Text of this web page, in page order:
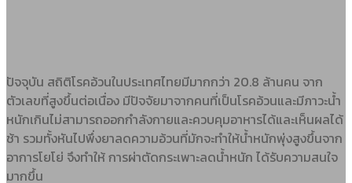
ปัจจุบัน สถิติโรคอ้วนในประเทศไทยมีมากกว่า 20.8 ล้านคน จาก
ตัวเลขที่สูงขึ้นต่อเนื่อง มีปัจจัยมาจากคนที่เป็นโรคอ้วนและมีภาวะน้ำ
หนักเกินไม่สามารถออกกำลังกายและควบคุมอาหารได้และเห็นผลได้
ช้า รวมทั้งหันไปพึ่งยาลดความอ้วนที่มักจะทำให้น้ำหนักพุ่งสูงขึ้นจาก
อาการโยโย่ จึงทำให้ การผ่าตัดกระเพาะลดน้ำหนัก ได้รับความสนใจ
มากขึ้น